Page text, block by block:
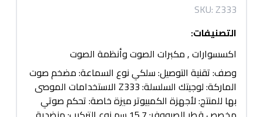
SKU: Z333
التصنيفات:
اكسسوارات,مكبرات الصوت وأنظمة الصوت
وصف: تقنية التوصيل: سلكي نوع السماعة: مضخم صوت
الماركة: لوجيتك السلسلة: Z333 الاستخدامات الموصى
بها للمنتج: لأجهزة الكمبيوتر ميزة خاصة: تحكم صوتي